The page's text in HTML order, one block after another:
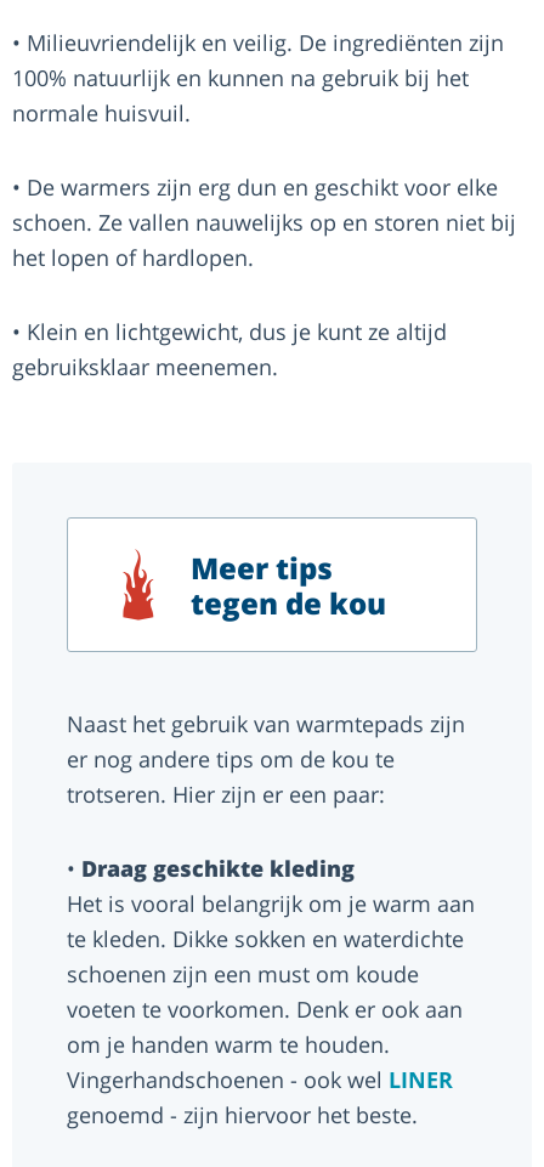
• Milieuvriendelijk en veilig. De ingrediënten zijn
100% natuurlijk en kunnen na gebruik bij het
normale huisvuil.
• De warmers zijn erg dun en geschikt voor elke
schoen. Ze vallen nauwelijks op en storen niet bij
het lopen of hardlopen.
• Klein en lichtgewicht, dus je kunt ze altijd
gebruiksklaar meenemen.
Meer tips
tegen de kou
Naast het gebruik van warmtepads zijn
er nog andere tips om de kou te
trotseren. Hier zijn er een paar:
• Draag geschikte kleding
Het is vooral belangrijk om je warm aan
te kleden. Dikke sokken en waterdichte
schoenen zijn een must om koude
voeten te voorkomen. Denk er ook aan
om je handen warm te houden.
Vingerhandschoenen - ook wel LINER
genoemd - zijn hiervoor het beste.